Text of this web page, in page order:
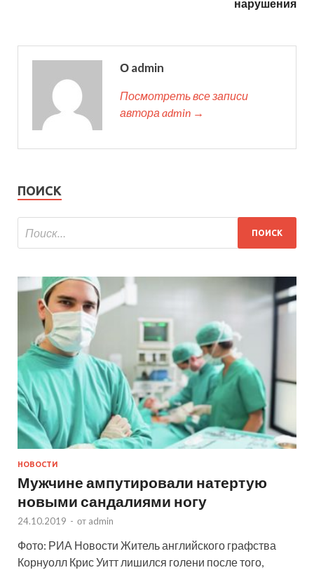
нарушения
О admin
Посмотреть все записи
автора admin →
ПОИСК
НОВОСТИ
Мужчине ампутировали натертую
новыми сандалиями ногу
24.10.2019 - от admin
Фото: РИА Новости Житель английского графства
Корнуолл Крис Уитт лишился голени после того,